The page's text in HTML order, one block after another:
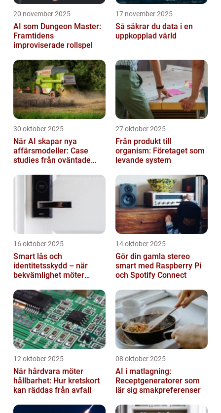
20 november 2025
AI som Dungeon Master:
Framtidens
improviserade rollspel
17 november 2025
Så säkrar du data i en
uppkopplad värld
30 oktober 2025
När AI skapar nya
affärsmodeller: Case
studies från oväntade
27 oktober 2025
Från produkt till
organism: Företaget som
levande system
16 oktober 2025
Smart lås och
identitetsskydd – när
bekvämlighet möter
14 oktober 2025
Gör din gamla stereo
smart med Raspberry Pi
och Spotify Connect
12 oktober 2025
När hårdvara möter
hållbarhet: Hur kretskort
kan räddas från avfall
08 oktober 2025
AI i matlagning:
Receptgeneratorer som
lär sig smakpreferenser